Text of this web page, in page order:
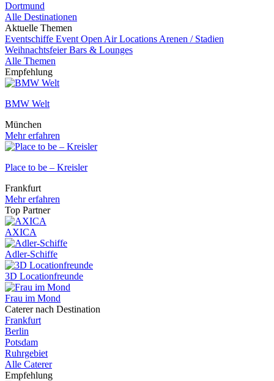
Dortmund
Alle Destinationen
Aktuelle Themen
Eventschiffe Event Open Air Locations Arenen / Stadien
WeihnachtsfeierBars & Lounges
Alle Themen
Empfehlung
BMW Welt
München
Mehr erfahren
Place to be – Kreisler
Frankfurt
Mehr erfahren
Top Partner
AXICA
Adler-Schiffe
3D Locationfreunde
Frau im Mond
Caterer nach Destination
Frankfurt
Berlin
Potsdam
Ruhrgebiet
Alle Caterer
Empfehlung